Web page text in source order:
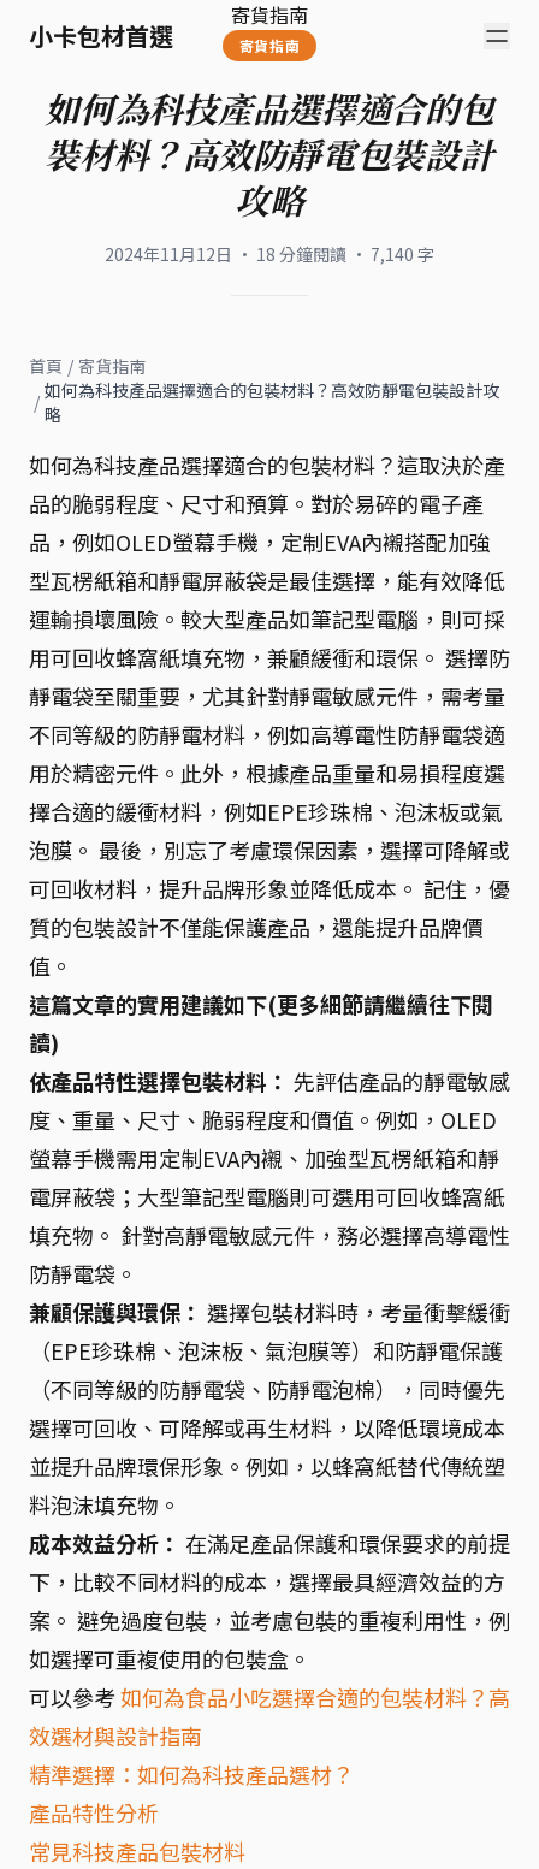
小卡包材首選
寄貨指南
寄貨指南
如何為科技產品選擇適合的包
裝材料？高效防靜電包裝設計
攻略
2024年11月12日 · 18 分鐘閱讀 · 7,140 字
首頁 / 寄貨指南
/ 如何為科技產品選擇適合的包裝材料？高效防靜電包裝設計攻
略
如何為科技產品選擇適合的包裝材料？這取決於產
品的脆弱程度、尺寸和預算。對於易碎的電子產
品，例如OLED螢幕手機，定制EVA內襯搭配加強
型瓦楞紙箱和靜電屏蔽袋是最佳選擇，能有效降低
運輸損壞風險。較大型產品如筆記型電腦，則可採
用可回收蜂窩紙填充物，兼顧緩衝和環保。 選擇防
靜電袋至關重要，尤其針對靜電敏感元件，需考量
不同等級的防靜電材料，例如高導電性防靜電袋適
用於精密元件。此外，根據產品重量和易損程度選
擇合適的緩衝材料，例如EPE珍珠棉、泡沫板或氣
泡膜。 最後，別忘了考慮環保因素，選擇可降解或
可回收材料，提升品牌形象並降低成本。 記住，優
質的包裝設計不僅能保護產品，還能提升品牌價
值。
這篇文章的實用建議如下(更多細節請繼續往下閱
讀)
依產品特性選擇包裝材料： 先評估產品的靜電敏感
度、重量、尺寸、脆弱程度和價值。例如，OLED
螢幕手機需用定制EVA內襯、加強型瓦楞紙箱和靜
電屏蔽袋；大型筆記型電腦則可選用可回收蜂窩紙
填充物。 針對高靜電敏感元件，務必選擇高導電性
防靜電袋。
兼顧保護與環保： 選擇包裝材料時，考量衝擊緩衝
（EPE珍珠棉、泡沫板、氣泡膜等）和防靜電保護
（不同等級的防靜電袋、防靜電泡棉），同時優先
選擇可回收、可降解或再生材料，以降低環境成本
並提升品牌環保形象。例如，以蜂窩紙替代傳統塑
料泡沫填充物。
成本效益分析： 在滿足產品保護和環保要求的前提
下，比較不同材料的成本，選擇最具經濟效益的方
案。 避免過度包裝，並考慮包裝的重複利用性，例
如選擇可重複使用的包裝盒。
可以參考如何為食品小吃選擇合適的包裝材料？高
效選材與設計指南
精準選擇：如何為科技產品選材？
產品特性分析
常見科技產品包裝材料